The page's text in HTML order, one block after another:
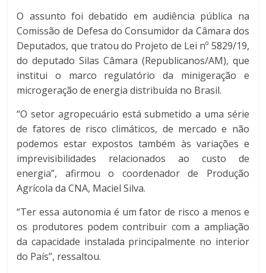
O assunto foi debatido em audiência pública na
Comissão de Defesa do Consumidor da Câmara dos
Deputados, que tratou do Projeto de Lei nº 5829/19,
do deputado Silas Câmara (Republicanos/AM), que
institui o marco regulatório da minigeração e
microgeração de energia distribuída no Brasil.
“O setor agropecuário está submetido a uma série
de fatores de risco climáticos, de mercado e não
podemos estar expostos também às variações e
imprevisibilidades relacionados ao custo de
energia”, afirmou o coordenador de Produção
Agrícola da CNA, Maciel Silva.
“Ter essa autonomia é um fator de risco a menos e
os produtores podem contribuir com a ampliação
da capacidade instalada principalmente no interior
do País”, ressaltou.